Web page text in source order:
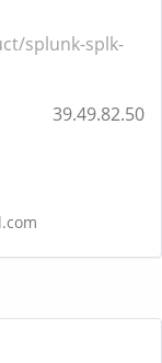
splunk-splk-
39.49.82.50